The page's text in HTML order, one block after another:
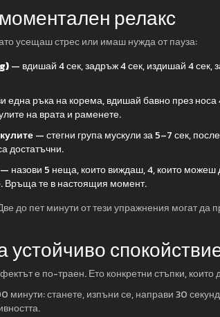
релакс
усещаш стрес или имаш нужда от пауза:
— вдишай 4 сек, задръж 4 сек, издишай 4 сек,
една ръка на корема, вдишай бавно през носа
на врата и раменете.
— стегни група мускули за 5–7 сек,
достатъчни.
— назови 5 неща, които виждаш, 4, които можеш
Връща те в настоящия момент.
до пет минути от тези упражнения могат да
устойчиво
е по-траен. Ето конкретни стъпки,
станете, изпъни се, направи 30